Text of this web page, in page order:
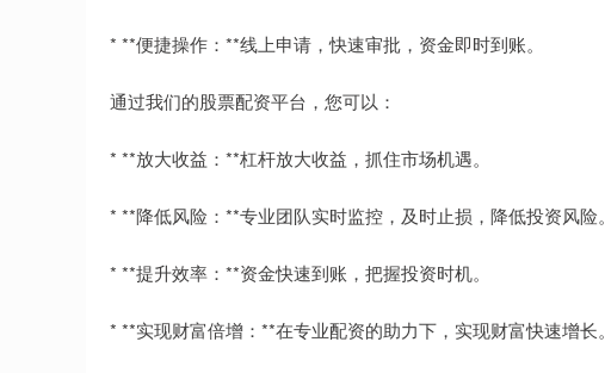
* **便捷操作：**线上申请，快速审批，资金即时到账。
通过我们的股票配资平台，您可以：
* **放大收益：**杠杆放大收益，抓住市场机遇。
* **降低风险：**专业团队实时监控，及时止损，降低投资风险。
* **提升效率：**资金快速到账，把握投资时机。
* **实现财富倍增：**在专业配资的助力下，实现财富快速增长。